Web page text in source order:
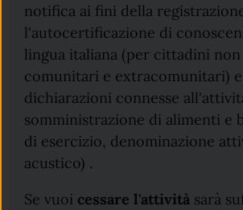
notifica ai fini della
l'autocertificazione di
lingua italiana (per cittadini
comunitari e extracomunitari)
dichiarazioni connesse
somministrazione di alimenti e
di esercizio, denominazione
acustico) .
Se vuoi cessare l'attività sarà